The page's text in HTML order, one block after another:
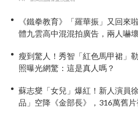
《鐵拳教育》「羅華振」又回來
體九雲高中混混拍廣告，兩人嚇
瘦到驚人！秀智「紅色馬甲裙」
照曝光網驚：這是真人嗎？
蘇志燮「女兒」爆紅！新人演員
品」空降《金部長》，316萬舊片